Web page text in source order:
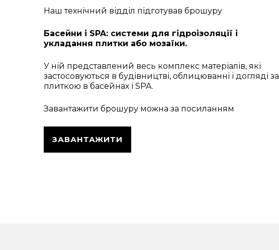
Наш технічний відділ підготував брошуру
Басейни і SPA: системи для гідроізоляції і
укладання плитки або мозаїки.
У ній представлений весь комплекс матеріалів, які
застосовуються в будівництві, облицюванні і догляді за
плиткою в басейнах і SPA.
Завантажити брошуру можна за посиланням
ЗАВАНТАЖИТИ